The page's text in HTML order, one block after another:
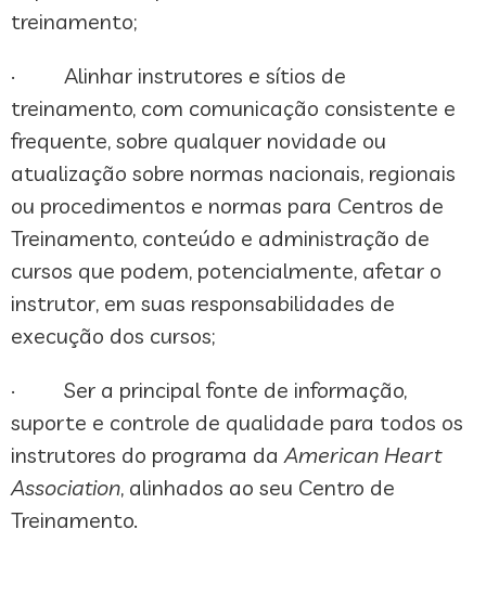
treinamento;
· Alinhar instrutores e sítios de
treinamento, com comunicação consistente e
frequente, sobre qualquer novidade ou
atualização sobre normas nacionais, regionais
ou procedimentos e normas para Centros de
Treinamento, conteúdo e administração de
cursos que podem, potencialmente, afetar o
instrutor, em suas responsabilidades de
execução dos cursos;
· Ser a principal fonte de informação,
suporte e controle de qualidade para todos os
instrutores do programa daAmerican Heart
Association, alinhados ao seu Centro de
Treinamento.